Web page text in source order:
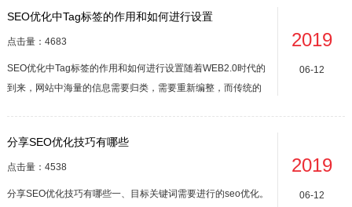
了。从长期来看,网站优化相对于竞价排名来说优势在于：排名
可以持续很久时...
SEO优化中Tag标签的作用和如何进行设置
点击量：4683
SEO优化中Tag标签的作用和如何进行设置随着WEB2.0时代的
到来，网站中海量的信息需要归类，需要重新编整，而传统的
链。TAG标签作为一个单独的页面，不但能增加网站的收录，更
能增加...
2019
06-12
分享SEO优化技巧有哪些
点击量：4538
分享SEO优化技巧有哪些一、目标关键词需要进行的seo优化。
2019
06-12